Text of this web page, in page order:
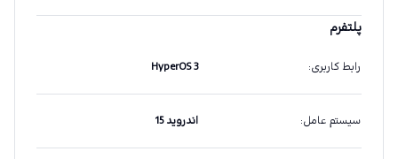
پلتفرم
رابط کاربری:
HyperOS 3
سیستم عامل: اندروید 15